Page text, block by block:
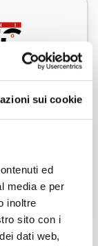
sui cookie
ed
media e per
inoltre
sito con i
dati web,